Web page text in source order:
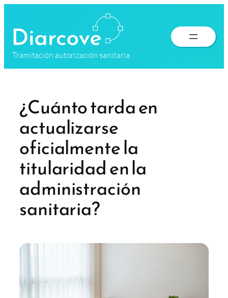
contenido
Tramitación autorización sanitaria
¿Cuánto tarda en
actualizarse
oficialmente la
titularidad en la
administración
sanitaria?